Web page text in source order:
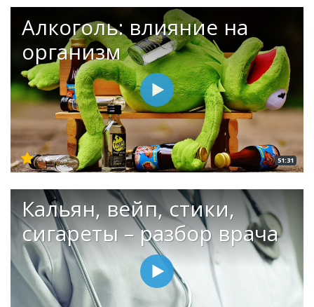
Алкоголь: влияние на
организм
51:31
Кальян, вейп, стики,
сигареты – разбор врача